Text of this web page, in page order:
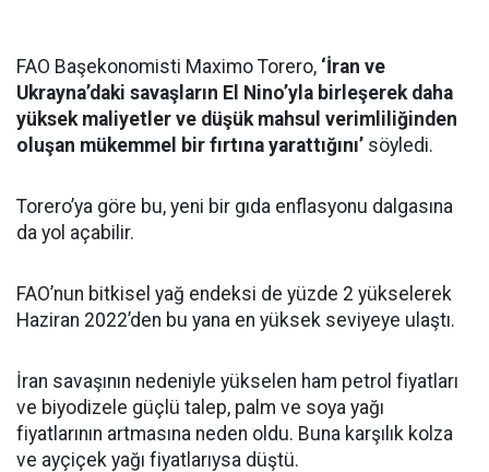
FAO Başekonomisti Maximo Torero, ‘İran ve
Ukrayna’daki savaşların El Nino’yla birleşerek daha
yüksek maliyetler ve düşük mahsul verimliliğinden
oluşan mükemmel bir fırtına yarattığını’ söyledi.
Torero’ya göre bu, yeni bir gıda enflasyonu dalgasına
da yol açabilir.
FAO’nun bitkisel yağ endeksi de yüzde 2 yükselerek
Haziran 2022’den bu yana en yüksek seviyeye ulaştı.
İran savaşının nedeniyle yükselen ham petrol fiyatları
ve biyodizele güçlü talep, palm ve soya yağı
fiyatlarının artmasına neden oldu. Buna karşılık kolza
ve ayçiçek yağı fiyatlarıysa düştü.